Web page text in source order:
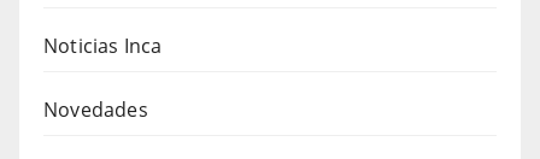
Noticias Inca
Novedades